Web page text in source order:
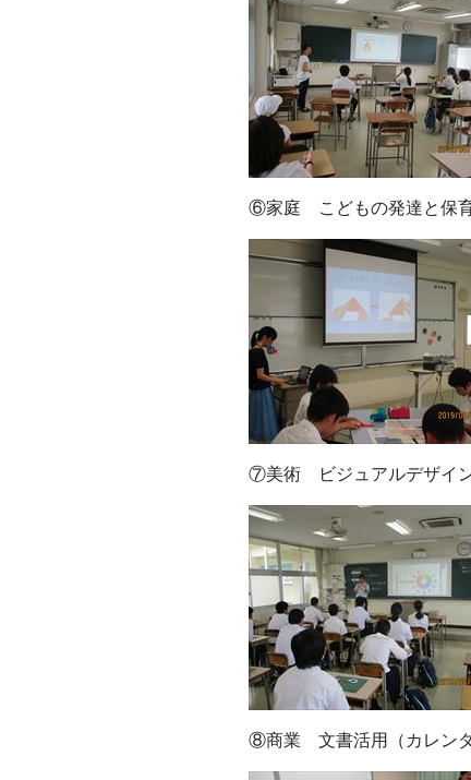
⑥家庭 こどもの発達と保育
⑦美術 ビジュアルデザイン
⑧商業 文書活用（カレンダ